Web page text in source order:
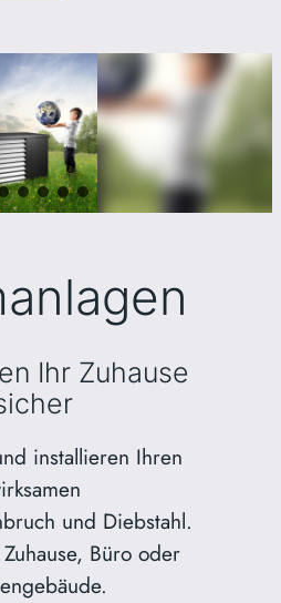
Ihr Zuhause
installieren Ihren
und Diebstahl.
Büro oder